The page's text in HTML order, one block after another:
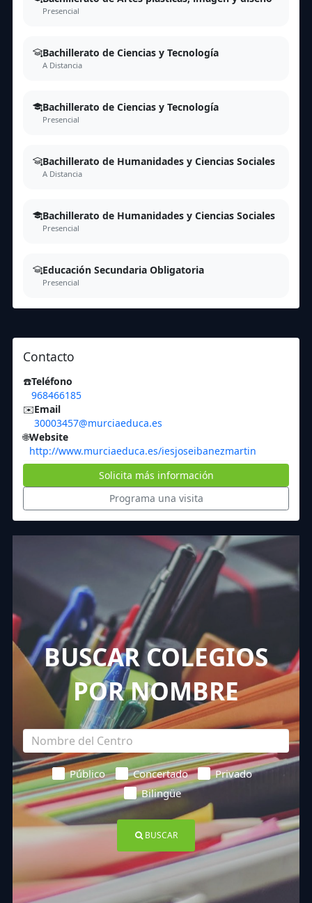
Presencial
Bachillerato de Ciencias y Tecnología
A Distancia
Bachillerato de Ciencias y Tecnología
Presencial
Bachillerato de Humanidades y Ciencias Sociales
A Distancia
Bachillerato de Humanidades y Ciencias Sociales
Presencial
Educación Secundaria Obligatoria
Presencial
Contacto
☎️Teléfono
968466185
✉️Email
30003457@murciaeduca.es
🌐Website
http://www.murciaeduca.es/iesjoseibanezmartin
Solicita más información
Programa una visita
BUSCAR COLEGIOS
POR NOMBRE
Público Concertado
Privado
Bilingüe
BUSCAR